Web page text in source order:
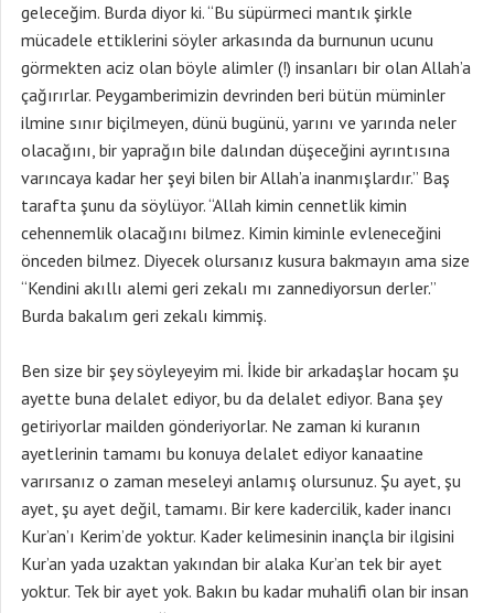
geleceğim. Burda diyor ki. “Bu süpürmeci mantık şirkle
mücadele ettiklerini söyler arkasında da burnunun ucunu
görmekten aciz olan böyle alimler (!) insanları bir olan Allah’a
çağırırlar. Peygamberimizin devrinden beri bütün müminler
ilmine sınır biçilmeyen, dünü bugünü, yarını ve yarında neler
olacağını, bir yaprağın bile dalından düşeceğini ayrıntısına
varıncaya kadar her şeyi bilen bir Allah’a inanmışlardır.” Baş
tarafta şunu da söylüyor. “Allah kimin cennetlik kimin
cehennemlik olacağını bilmez. Kimin kiminle evleneceğini
önceden bilmez. Diyecek olursanız kusura bakmayın ama size
“Kendini akıllı alemi geri zekalı mı zannediyorsun derler.”
Burda bakalım geri zekalı kimmiş.
Ben size bir şey söyleyeyim mi. İkide bir arkadaşlar hocam şu
ayette buna delalet ediyor, bu da delalet ediyor. Bana şey
getiriyorlar mailden gönderiyorlar. Ne zaman ki kuranın
ayetlerinin tamamı bu konuya delalet ediyor kanaatine
varırsanız o zaman meseleyi anlamış olursunuz. Şu ayet, şu
ayet, şu ayet değil, tamamı. Bir kere kadercilik, kader inancı
Kur’an’ı Kerim’de yoktur. Kader kelimesinin inançla bir ilgisini
Kur’an yada uzaktan yakından bir alaka Kur’an tek bir ayet
yoktur. Tek bir ayet yok. Bakın bu kadar muhalifi olan bir insan